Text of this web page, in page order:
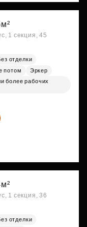
1 секция, 45
отделки
потом
Эркер
более рабочих
1 секция, 36
отделки